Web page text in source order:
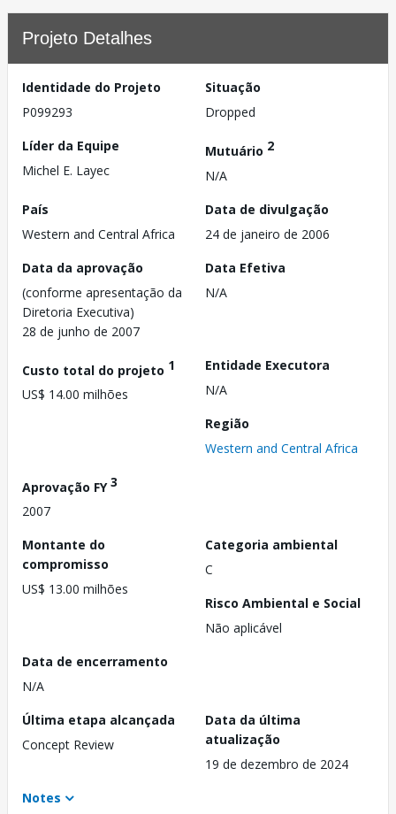
Projeto Detalhes
Identidade do Projeto
P099293
Situação
Dropped
Líder da Equipe
Michel E. Layec
Mutuário 2
N/A
País
Western and Central Africa
Data de divulgação
24 de janeiro de 2006
Data da aprovação
(conforme apresentação da
Diretoria Executiva)
28 de junho de 2007
Data Efetiva
N/A
Custo total do projeto 1
US$ 14.00 milhões
Entidade Executora
N/A
Região
Western and Central Africa
Aprovação FY3
2007
Montante do
compromisso
US$ 13.00 milhões
Categoria ambiental
C
Risco Ambiental e Social
Não aplicável
Data de encerramento
N/A
Última etapa alcançada
Concept Review
Data da última
atualização
19 de dezembro de 2024
Notes